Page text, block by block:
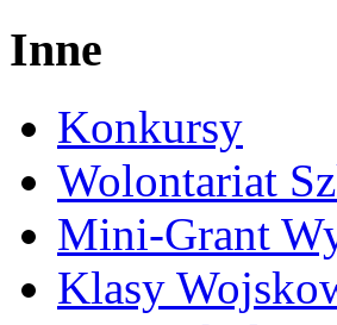
Inne
Konkursy
Wolontariat
Mini-Grant
Klasy